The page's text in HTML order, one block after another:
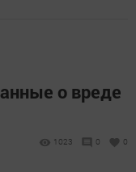
о вреде
1023 0 0